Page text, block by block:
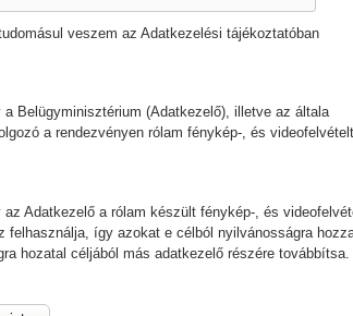
veszem az Adatkezelési tájékoztatóban
a Belügyminisztérium (Adatkezelő), illetve az általa
a rendezvényen rólam fénykép-, és videofelvételt
az Adatkezelő a rólam készült fénykép-, és
felhasználja, így azokat e célból nyilvánosságra
hozatal céljából más adatkezelő részére továbbítsa.